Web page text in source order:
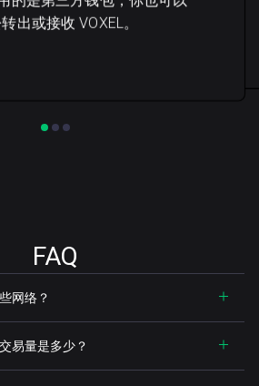
出或接收 VOXEL。
FAQ
网络？
易量是多少？